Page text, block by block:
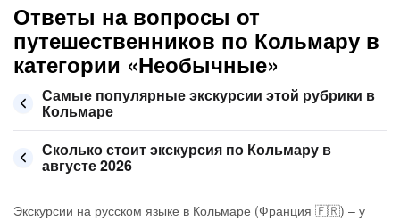
Ответы на вопросы от
путешественников по Кольмару в
категории «Необычные»
Самые популярные экскурсии этой рубрики в
Кольмаре
Сколько стоит экскурсия по Кольмару в
августе 2026
Экскурсии на русском языке в Кольмаре (Франция 🇫🇷) – у